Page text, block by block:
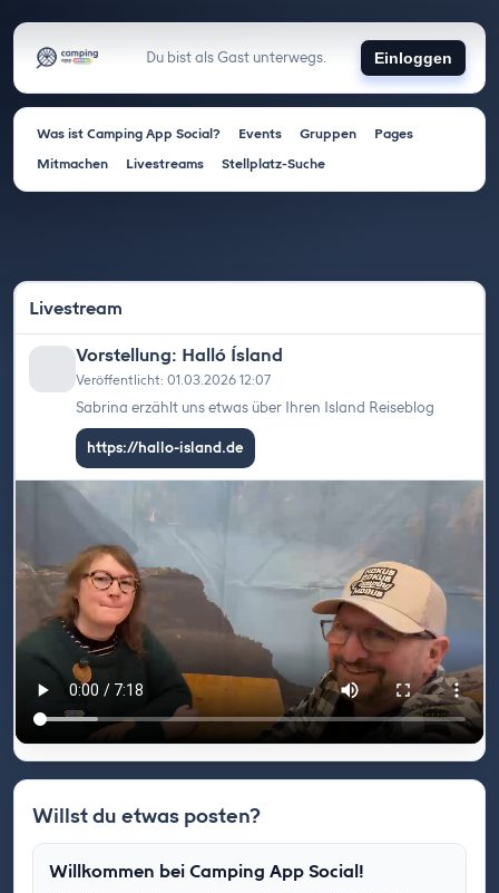
Du bist als Gast unterwegs. Einloggen
Was ist Camping App Social? Events Gruppen
Pages
Mitmachen
Livestreams Stellplatz-Suche
Livestream
Vorstellung: Halló Ísland
Veröffentlicht: 01.03.2026 12:07
Sabrina erzählt uns etwas über Ihren Island Reiseblog
https://hallo-island.de
Willst du etwas posten?
Willkommen bei Camping App Social!